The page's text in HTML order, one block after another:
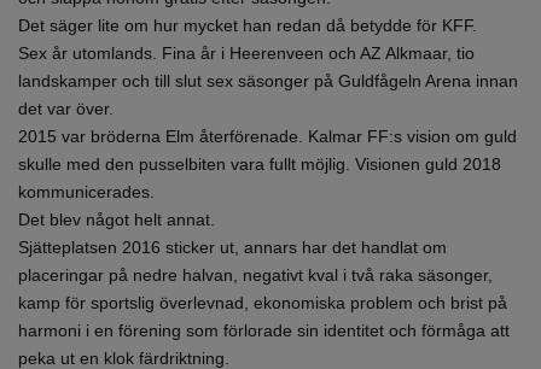
Det säger lite om hur mycket han redan då betydde för KFF.
Sex år utomlands. Fina år i Heerenveen och AZ Alkmaar, tio
landskamper och till slut sex säsonger på Guldfågeln Arena innan
det var över.
2015 var bröderna Elm återförenade. Kalmar FF:s vision om guld
skulle med den pusselbiten vara fullt möjlig. Visionen guld 2018
kommunicerades.
Det blev något helt annat.
Sjätteplatsen 2016 sticker ut, annars har det handlat om
placeringar på nedre halvan, negativt kval i två raka säsonger,
kamp för sportslig överlevnad, ekonomiska problem och brist på
harmoni i en förening som förlorade sin identitet och förmåga att
peka ut en klok färdriktning.